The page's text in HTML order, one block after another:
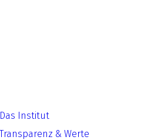
Das Institut
Transparenz & Werte